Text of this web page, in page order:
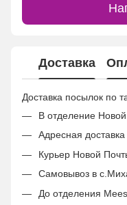
Доставка
Доставка посылок по
В отделение
Адресная
Курьер Новой
Самовывоз в
До отделения